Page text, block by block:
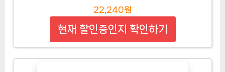
22,240원
현재 할인중인지 확인하기